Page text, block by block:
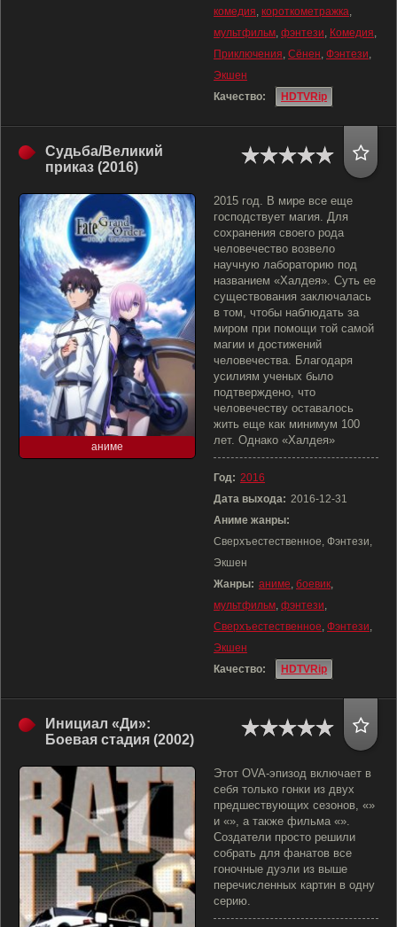
комедия, короткометражка,
мультфильм, фэнтези, Комедия,
Приключения, Сёнен, Фэнтези,
Экшен
Качество:
HDTVRip
Судьба/Великий
приказ (2016)
аниме
2015 год. В мире все еще
господствует магия. Для
сохранения своего рода
человечество возвело
научную лабораторию под
названием «Халдея». Суть ее
существования заключалась
в том, чтобы наблюдать за
миром при помощи той самой
магии и достижений
человечества. Благодаря
усилиям ученых было
подтверждено, что
человечеству оставалось
жить еще как минимум 100
лет. Однако «Халдея»
Год: 2016
Дата выхода: 2016-12-31
Аниме жанры:
Сверхъестественное, Фэнтези,
Экшен
Жанры: аниме, боевик,
мультфильм, фэнтези,
Сверхъестественное, Фэнтези,
Экшен
Качество:
HDTVRip
Инициал «Ди»:
Боевая стадия (2002)
Этот OVA-эпизод включает в
себя только гонки из двух
предшествующих сезонов, «»
и «», а также фильма «».
Создатели просто решили
собрать для фанатов все
гоночные дуэли из выше
перечисленных картин в одну
серию.